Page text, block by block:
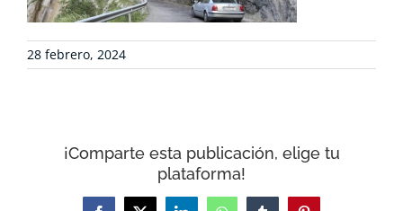
CARRITO
28 febrero, 2024
¡Comparte esta publicación, elige tu
plataforma!